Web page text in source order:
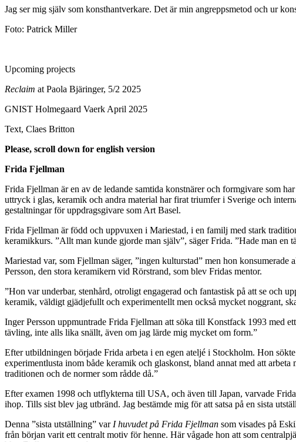
Jag ser mig själv som konsthantverkare. Det är min angreppsmetod och ur
Foto: Patrick Miller
Upcoming projects
Reclaim at Paola Bjäringer, 5/2 2025
GNIST Holmegaard Vaerk April 2025
Text, Claes Britton
Please, scroll down for english version
Frida Fjellman
Frida Fjellman är en av de ledande samtida konstnärer och formgivare som
uttryck i glas, keramik och andra material har firat triumfer i Sverige och
gestaltningar för uppdragsgivare som Art Basel.
Frida Fjellman är född och uppvuxen i Mariestad, i en familj med stark
keramikkurs. ”Allt man kunde gjorde man själv”, säger Frida. ”Hade man en
Mariestad var, som Fjellman säger, ”ingen kulturstad” men hon
Persson, den stora keramikern vid Rörstrand, som blev Fridas mentor.
”Hon var underbar, stenhård, otroligt engagerad och fantastisk på att se och
keramik, väldigt gjädjefullt och experimentellt men också mycket noggrant,
Inger Persson uppmuntrade Frida Fjellman att söka till Konstfack 1993 med
tävling, inte alls lika snällt, även om jag lärde mig mycket om form.”
Efter utbildningen började Frida arbeta i en egen ateljé i Stockholm. Hon
experimentlusta inom både keramik och glaskonst, bland annat med att
traditionen och de normer som rådde då.”
Efter examen 1998 och utflykterna till USA, och även till Japan, varvade
ihop. Tills sist blev jag utbränd. Jag bestämde mig för att satsa på en sista
Denna ”sista utställning” var I huvudet på Frida Fjellman som visades på
från början varit ett centralt motiv för henne. Här vågade hon att som